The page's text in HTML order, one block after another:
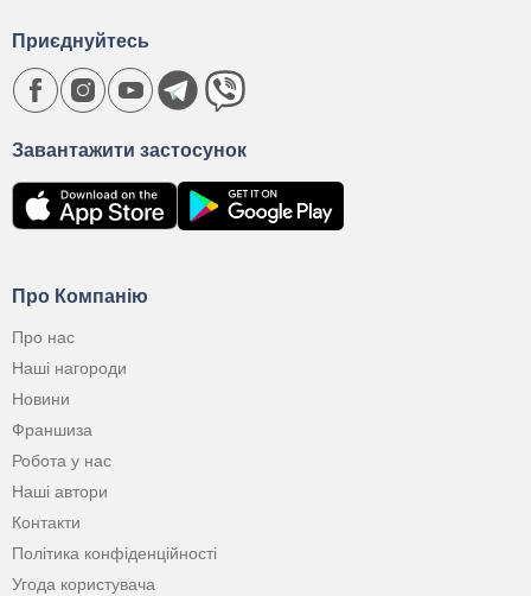
Про Компанію
Про нас
Наші нагороди
Новини
Франшиза
Робота у нас
Наші автори
Контакти
Політика конфіденційності
Угода користувача
Завантажити застосунок
Приєднуйтесь